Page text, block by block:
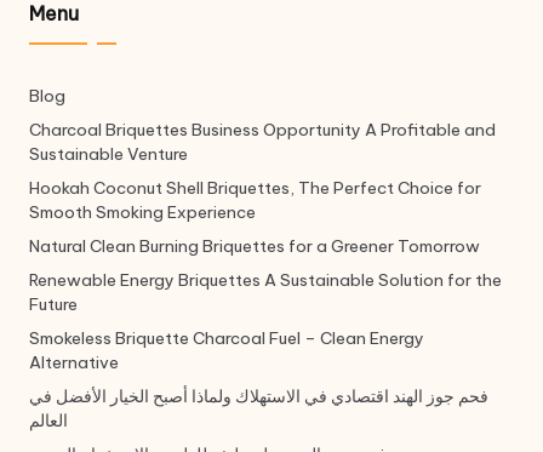
Menu
Blog
Charcoal Briquettes Business Opportunity A Profitable and
Sustainable Venture
Hookah Coconut Shell Briquettes, The Perfect Choice for
Smooth Smoking Experience
Natural Clean Burning Briquettes for a Greener Tomorrow
Renewable Energy Briquettes A Sustainable Solution for the
Future
Smokeless Briquette Charcoal Fuel – Clean Energy
Alternative
فحم جوز الهند اقتصادي في الاستهلاك ولماذا أصبح الخيار الأفضل في
العالم